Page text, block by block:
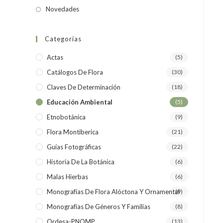
Novedades
Categorías
Actas (5)
Catálogos De Flora (30)
Claves De Determinación (18)
Educación Ambiental (5)
Etnobotánica (9)
Flora Montiberica (21)
Guías Fotográficas (22)
Historia De La Botánica (6)
Malas Hierbas (6)
Monografías De Flora Alóctona Y Ornamental(9)
Monografías De Géneros Y Familias (8)
(13)